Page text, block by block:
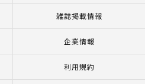
雑誌掲載情報
企業情報
利用規約